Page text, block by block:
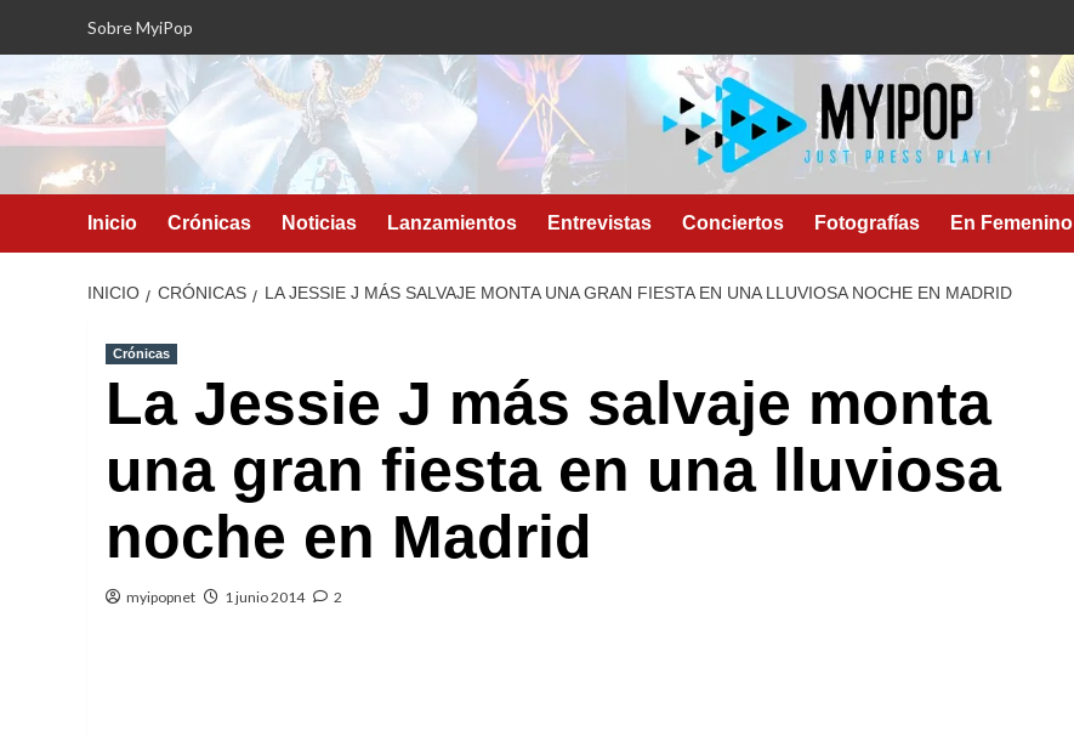
Sobre MyiPop
Inicio Crónicas Noticias Lanzamientos Entrevistas Conciertos Fotografías En Femenino
INICIO CRÓNICAS LA JESSIE J MÁS SALVAJE MONTA UNA GRAN FIESTA EN UNA LLUVIOSA NOCHE EN MADRID
Crónicas
La Jessie J más salvaje monta
una gran fiesta en una lluviosa
noche en Madrid
myipopnet 1 junio 2014 2